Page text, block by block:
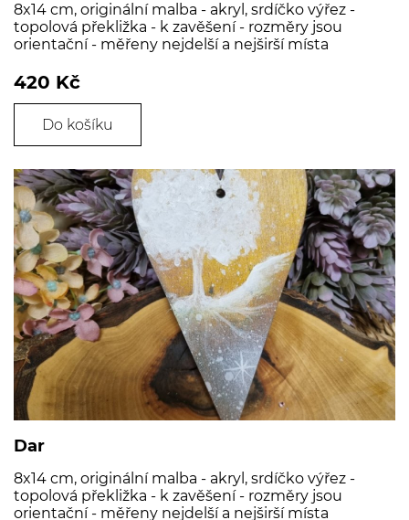
8x14 cm, originální malba - akryl, srdíčko výřez -
topolová překližka - k zavěšení - rozměry jsou
orientační - měřeny nejdelší a nejširší místa
420 Kč
Do košíku
Dar
8x14 cm, originální malba - akryl, srdíčko výřez -
topolová překližka - k zavěšení - rozměry jsou
orientační - měřeny nejdelší a nejširší místa